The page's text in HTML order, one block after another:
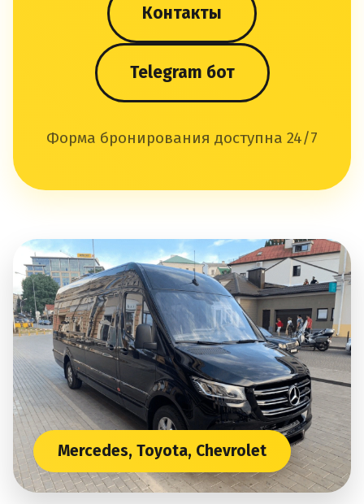
Контакты
Telegram бот
Форма бронирования доступна 24/7
Mercedes, Toyota, Chevrolet